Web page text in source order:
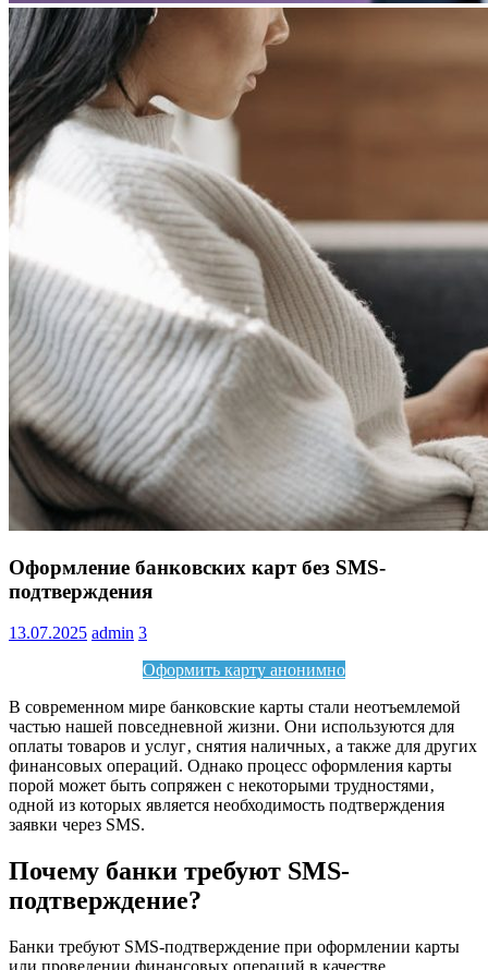
Оформление банковских карт без SMS-
подтверждения
13.07.2025 admin 3
Оформить карту анонимно
В современном мире банковские карты стали неотъемлемой
частью нашей повседневной жизни. Они используются для
оплаты товаров и услуг‚ снятия наличных‚ а также для других
финансовых операций. Однако процесс оформления карты
порой может быть сопряжен с некоторыми трудностями‚
одной из которых является необходимость подтверждения
заявки через SMS.
Почему банки требуют SMS-
подтверждение?
Банки требуют SMS-подтверждение при оформлении карты